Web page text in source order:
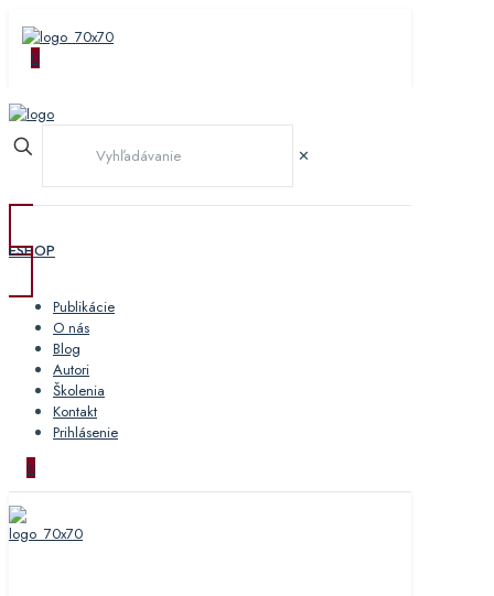
0
✕
ESHOP
Publikácie
O nás
Blog
Autori
Školenia
Kontakt
Prihlásenie
0